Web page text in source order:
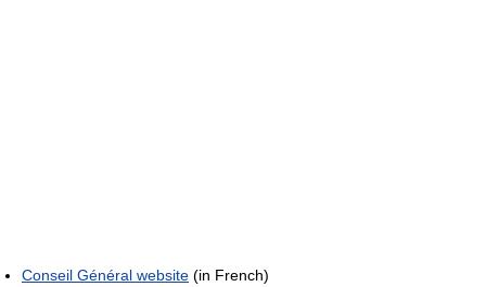
Conseil Général website (in French)